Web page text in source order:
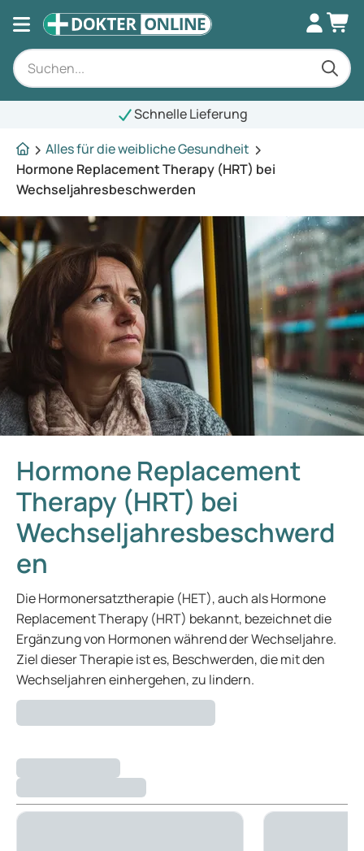
Schnelle Lieferung
Alles für die weibliche Gesundheit
Hormone Replacement Therapy (HRT) bei
Wechseljahresbeschwerden
Hormone Replacement
Therapy (HRT) bei
Wechseljahresbeschwerd
en
Die Hormonersatztherapie (HET), auch als Hormone
Replacement Therapy (HRT) bekannt, bezeichnet die
Ergänzung von Hormonen während der Wechseljahre.
Ziel dieser Therapie ist es, Beschwerden, die mit den
Wechseljahren einhergehen, zu lindern.